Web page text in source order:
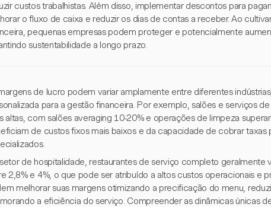
custos trabalhistas. Além disso, implementar descontos para
o fluxo de caixa e reduzir os dias de contas a receber. Ao
pequenas empresas podem proteger e potencialmente
sustentabilidade a longo prazo.
de lucro podem variar amplamente entre diferentes
para a gestão financeira. Por exemplo, salões e serviços
altas, com salões averaging 10-20% e operações de limpeza
de custos fixos mais baixos e da capacidade de cobrar taxas
de hospitalidade, restaurantes de serviço completo geralmente
2,8% e 4%, o que pode ser atribuído a altos custos operacionais e
melhorar suas margens otimizando a precificação do menu,
a eficiência do serviço. Compreender as dinâmicas únicas